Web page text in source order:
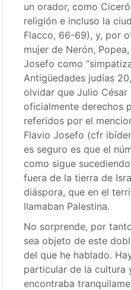
un orador, como
religión e incluso la
Flacco, 66-69), y, por
mujer de Nerón,
Josefo como
Antigüedades judías
olvidar que Julio
oficialmente derechos
referidos por el
Flavio Josefo (cfr
es seguro es que el
como sigue
fuera de la tierra de
diáspora, que en el
llamaban Palestina.
No sorprende, por
sea objeto de este
del que he hablado.
particular de la cultura
encontraba